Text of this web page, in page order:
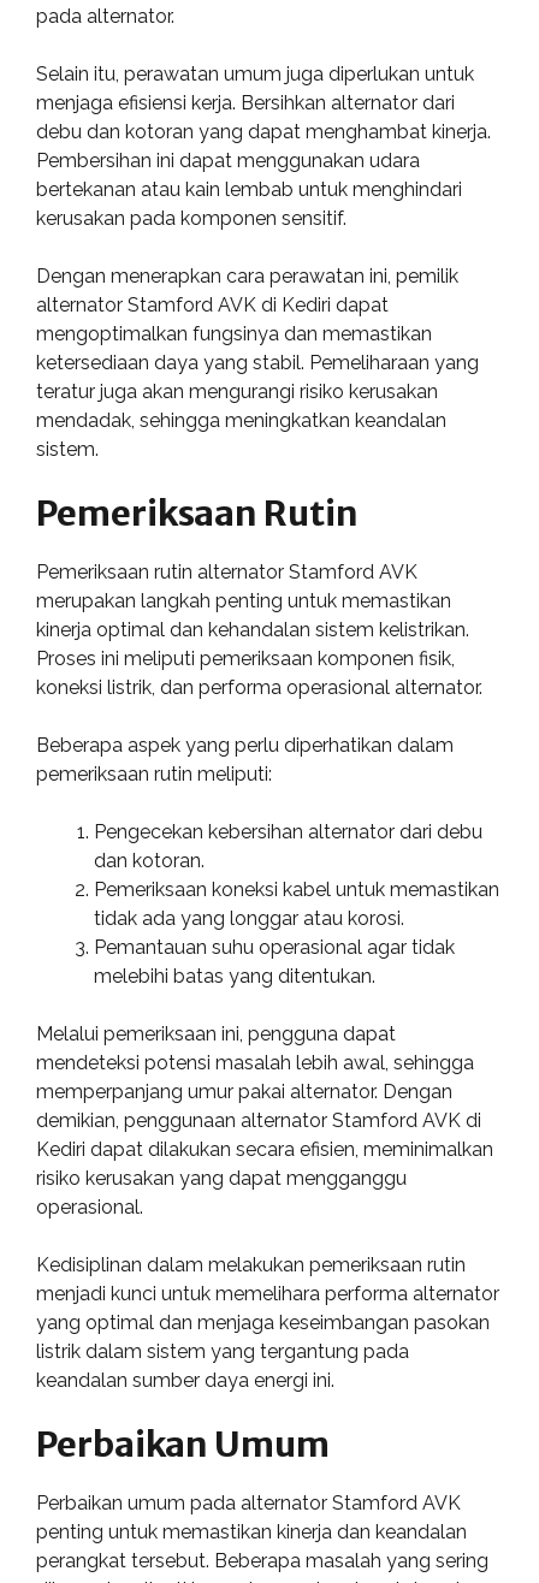
pada alternator.
Selain itu, perawatan umum juga diperlukan untuk
menjaga efisiensi kerja. Bersihkan alternator dari
debu dan kotoran yang dapat menghambat kinerja.
Pembersihan ini dapat menggunakan udara
bertekanan atau kain lembab untuk menghindari
kerusakan pada komponen sensitif.
Dengan menerapkan cara perawatan ini, pemilik
alternator Stamford AVK di Kediri dapat
mengoptimalkan fungsinya dan memastikan
ketersediaan daya yang stabil. Pemeliharaan yang
teratur juga akan mengurangi risiko kerusakan
mendadak, sehingga meningkatkan keandalan
sistem.
Pemeriksaan Rutin
Pemeriksaan rutin alternator Stamford AVK
merupakan langkah penting untuk memastikan
kinerja optimal dan kehandalan sistem kelistrikan.
Proses ini meliputi pemeriksaan komponen fisik,
koneksi listrik, dan performa operasional alternator.
Beberapa aspek yang perlu diperhatikan dalam
pemeriksaan rutin meliputi:
Pengecekan kebersihan alternator dari debu
dan kotoran.
Pemeriksaan koneksi kabel untuk memastikan
tidak ada yang longgar atau korosi.
Pemantauan suhu operasional agar tidak
melebihi batas yang ditentukan.
Melalui pemeriksaan ini, pengguna dapat
mendeteksi potensi masalah lebih awal, sehingga
memperpanjang umur pakai alternator. Dengan
demikian, penggunaan alternator Stamford AVK di
Kediri dapat dilakukan secara efisien, meminimalkan
risiko kerusakan yang dapat mengganggu
operasional.
Kedisiplinan dalam melakukan pemeriksaan rutin
menjadi kunci untuk memelihara performa alternator
yang optimal dan menjaga keseimbangan pasokan
listrik dalam sistem yang tergantung pada
keandalan sumber daya energi ini.
Perbaikan Umum
Perbaikan umum pada alternator Stamford AVK
penting untuk memastikan kinerja dan keandalan
perangkat tersebut. Beberapa masalah yang sering